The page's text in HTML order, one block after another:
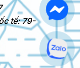
tế: 79-